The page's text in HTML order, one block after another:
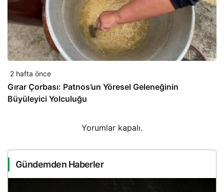
2 hafta önce
Gırar Çorbası: Patnos’un Yöresel Geleneğinin
Büyüleyici Yolculuğu
Yorumlar kapalı.
Gündemden Haberler